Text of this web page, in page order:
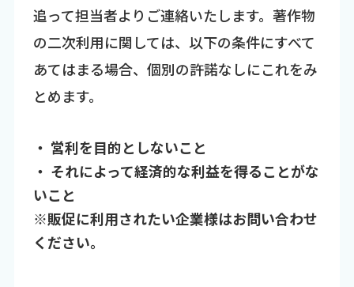
追って担当者よりご連絡いたします。著作物
の二次利用に関しては、以下の条件にすべて
あてはまる場合、個別の許諾なしにこれをみ
とめます。
・ 営利を目的としないこと
・ それによって経済的な利益を得ることがな
いこと
※販促に利用されたい企業様はお問い合わせ
ください。